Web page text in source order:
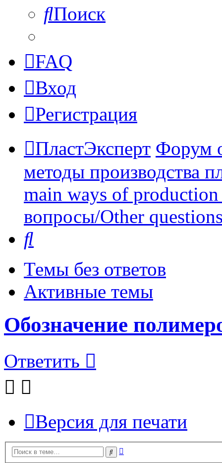
Поиск
FAQ
Вход
Регистрация
ПластЭксперт Форум
методы производства
main ways of
вопросы/Other
Темы без ответов
Активные темы
Обозначение
Ответить
Версия для печати
Поиск